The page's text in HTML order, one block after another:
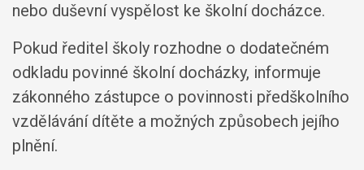
nebo duševní vyspělost ke školní docházce.
Pokud ředitel školy rozhodne o dodatečném
odkladu povinné školní docházky, informuje
zákonného zástupce o povinnosti předškolního
vzdělávání dítěte a možných způsobech jejího
plnění.